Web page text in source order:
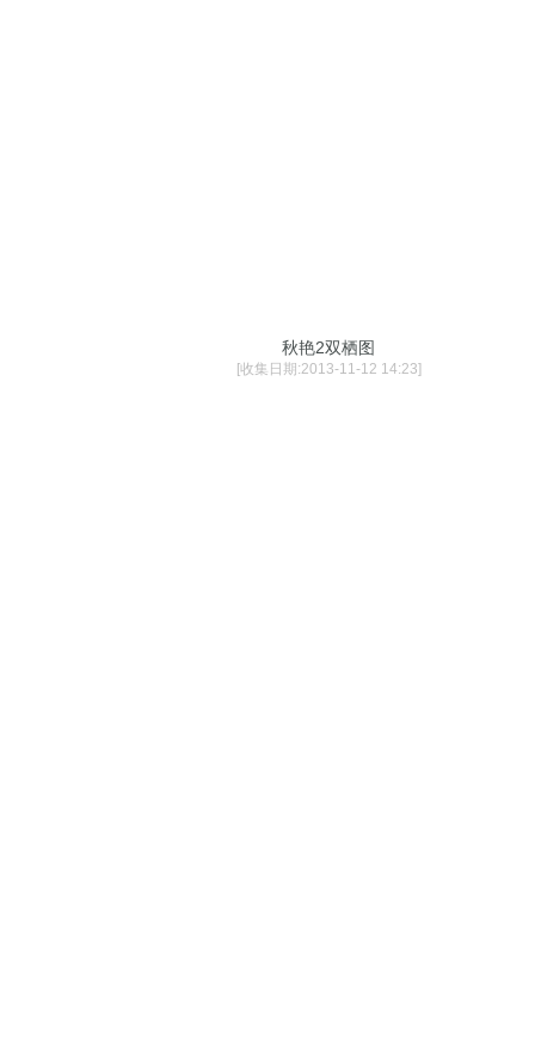
秋艳2双栖图
[收集日期:2013-11-12 14:23]